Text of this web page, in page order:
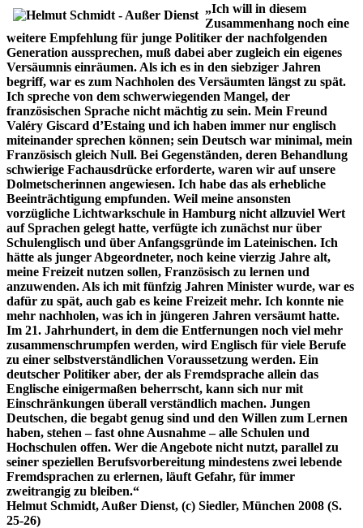
„Ich will in diesem
Zusammenhang noch eine
weitere Empfehlung für junge Politiker der nachfolgenden
Generation aussprechen, muß dabei aber zugleich ein eigenes
Versäumnis einräumen. Als ich es in den siebziger Jahren
begriff, war es zum Nachholen des Versäumten längst zu spät.
Ich spreche von dem schwerwiegenden Mangel, der
französischen Sprache nicht mächtig zu sein. Mein Freund
Valéry Giscard d’Estaing und ich haben immer nur englisch
miteinander sprechen können; sein Deutsch war minimal, mein
Französisch gleich Null. Bei Gegenständen, deren Behandlung
schwierige Fachausdrücke erforderte, waren wir auf unsere
Dolmetscherinnen angewiesen. Ich habe das als erhebliche
Beeinträchtigung empfunden. Weil meine ansonsten
vorzügliche Lichtwarkschule in Hamburg nicht allzuviel Wert
auf Sprachen gelegt hatte, verfügte ich zunächst nur über
Schulenglisch und über Anfangsgründe im Lateinischen. Ich
hätte als junger Abgeordneter, noch keine vierzig Jahre alt,
meine Freizeit nutzen sollen, Französisch zu lernen und
anzuwenden. Als ich mit fünfzig Jahren Minister wurde, war es
dafür zu spät, auch gab es keine Freizeit mehr. Ich konnte nie
mehr nachholen, was ich in jüngeren Jahren versäumt hatte.
Im 21. Jahrhundert, in dem die Entfernungen noch viel mehr
zusammenschrumpfen werden, wird Englisch für viele Berufe
zu einer selbstverständlichen Voraussetzung werden. Ein
deutscher Politiker aber, der als Fremdsprache allein das
Englische einigermaßen beherrscht, kann sich nur mit
Einschränkungen überall verständlich machen. Jungen
Deutschen, die begabt genug sind und den Willen zum Lernen
haben, stehen – fast ohne Ausnahme – alle Schulen und
Hochschulen offen. Wer die Angebote nicht nutzt, parallel zu
seiner speziellen Berufsvorbereitung mindestens zwei lebende
Fremdsprachen zu erlernen, läuft Gefahr, für immer
zweitrangig zu bleiben.“
Helmut Schmidt, Außer Dienst, (c) Siedler, München 2008 (S.
25-26)